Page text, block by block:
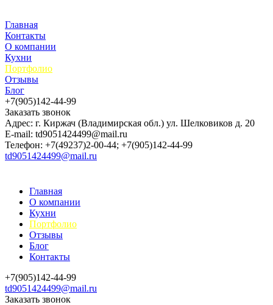
Главная
Контакты
О компании
Кухни
Портфолио
Отзывы
Блог
+7(905)142-44-99
Заказать звонок
Адрес: г. Киржач (Владимирская обл.) ул. Шелковиков д. 20
E-mail: td9051424499@mail.ru
Телефон: +7(49237)2-00-44; +7(905)142-44-99
td9051424499@mail.ru
Главная
О компании
Кухни
Портфолио
Отзывы
Блог
Контакты
+7(905)142-44-99
td9051424499@mail.ru
Заказать звонок